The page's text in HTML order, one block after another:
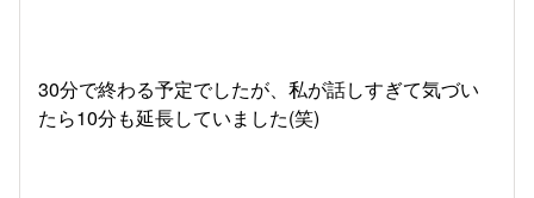
30分で終わる予定でしたが、私が話しすぎて気づい
たら10分も延長していました(笑)